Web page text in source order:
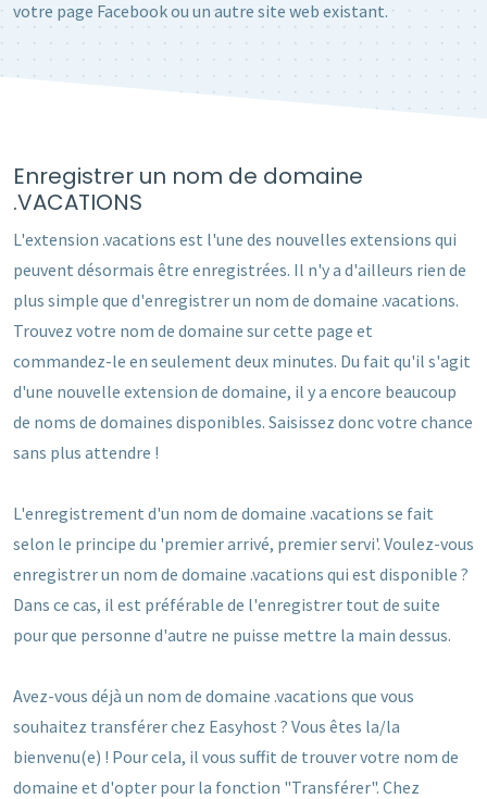
votre page Facebook ou un autre site web existant.
Enregistrer un nom de domaine
.VACATIONS
L'extension .vacations est l'une des nouvelles extensions qui
peuvent désormais être enregistrées. Il n'y a d'ailleurs rien de
plus simple que d'enregistrer un nom de domaine .vacations.
Trouvez votre nom de domaine sur cette page et
commandez-le en seulement deux minutes. Du fait qu'il s'agit
d'une nouvelle extension de domaine, il y a encore beaucoup
de noms de domaines disponibles. Saisissez donc votre chance
sans plus attendre !
L'enregistrement d'un nom de domaine .vacations se fait
selon le principe du 'premier arrivé, premier servi'. Voulez-vous
enregistrer un nom de domaine .vacations qui est disponible ?
Dans ce cas, il est préférable de l'enregistrer tout de suite
pour que personne d'autre ne puisse mettre la main dessus.
Avez-vous déjà un nom de domaine .vacations que vous
souhaitez transférer chez Easyhost ? Vous êtes la/la
bienvenu(e) ! Pour cela, il vous suffit de trouver votre nom de
domaine et d'opter pour la fonction "Transférer". Chez